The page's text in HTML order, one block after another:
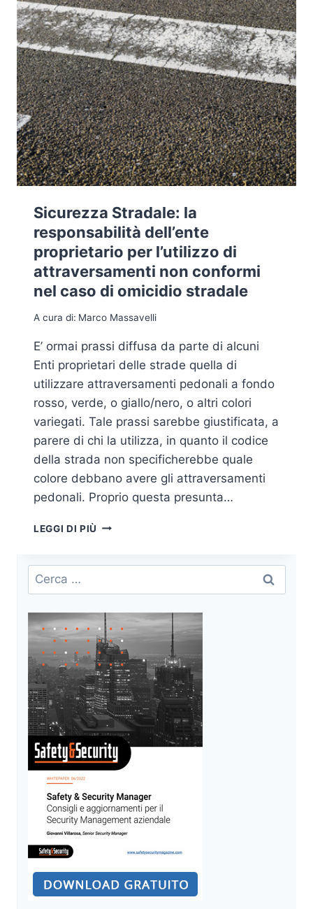
Sicurezza Stradale: la
responsabilità dell’ente
proprietario per l’utilizzo di
attraversamenti non conformi
nel caso di omicidio stradale
A cura di: Marco Massavelli
E’ ormai prassi diffusa da parte di alcuni
Enti proprietari delle strade quella di
utilizzare attraversamenti pedonali a fondo
rosso, verde, o giallo/nero, o altri colori
variegati. Tale prassi sarebbe giustificata, a
parere di chi la utilizza, in quanto il codice
della strada non specificherebbe quale
colore debbano avere gli attraversamenti
pedonali. Proprio questa presunta…
LEGGI DI PIÙ SICUREZZA
RESPONSABILITÀ
PROPRIETARIO
PER
L’UTILIZZO
DI
ATTRAVERSAMENTI
NON
CONFORMI
NEL
CASO
DI
OMICIDIO
STRADALE
Ricerca
per: